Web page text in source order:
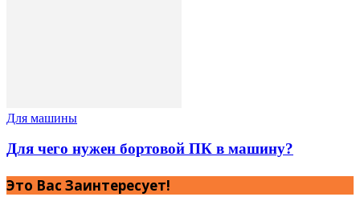
Для машины
Для чего нужен бортовой ПК в машину?
Это Вас Заинтересует!